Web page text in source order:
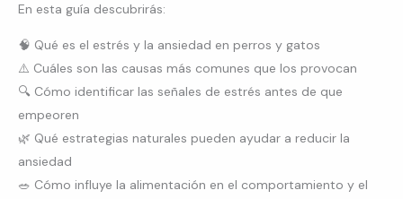
En esta guía descubrirás:
🧠 Qué es el estrés y la ansiedad en perros y gatos
⚠️ Cuáles son las causas más comunes que los provocan
🔍 Cómo identificar las señales de estrés antes de que
empeoren
🌿 Qué estrategias naturales pueden ayudar a reducir la
ansiedad
🥗 Cómo influye la alimentación en el comportamiento y el